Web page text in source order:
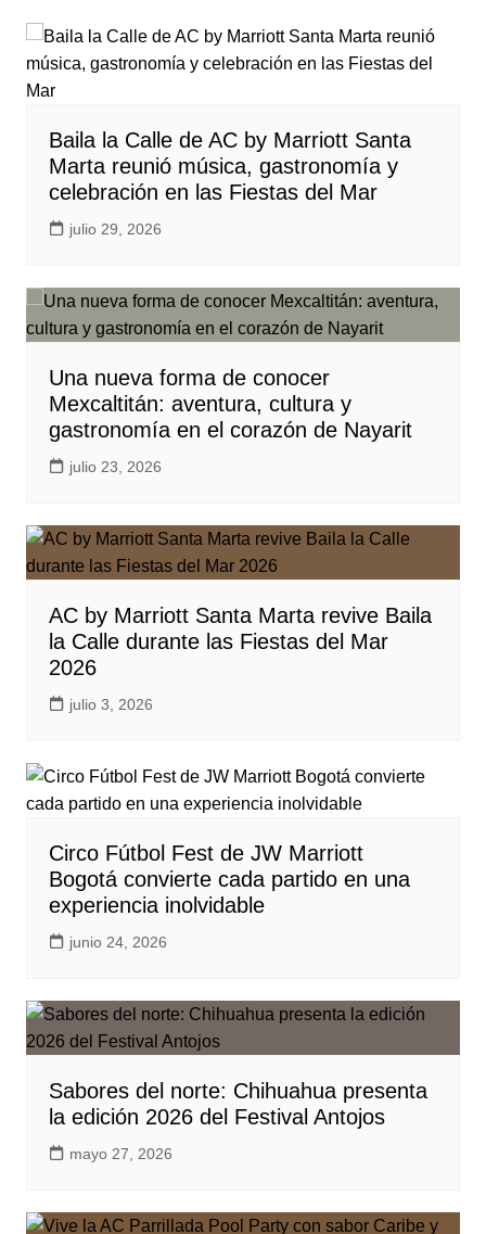
Baila la Calle de AC by Marriott Santa
Marta reunió música, gastronomía y
celebración en las Fiestas del Mar
julio 29, 2026
Una nueva forma de conocer
Mexcaltitán: aventura, cultura y
gastronomía en el corazón de Nayarit
julio 23, 2026
AC by Marriott Santa Marta revive Baila
la Calle durante las Fiestas del Mar
2026
julio 3, 2026
Circo Fútbol Fest de JW Marriott
Bogotá convierte cada partido en una
experiencia inolvidable
junio 24, 2026
Sabores del norte: Chihuahua presenta
la edición 2026 del Festival Antojos
mayo 27, 2026